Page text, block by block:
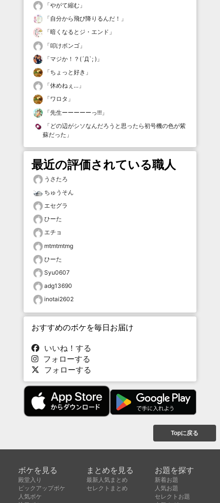
「やがて縮む 」
「自分から飛び降りるんだ！ 」
「暗くなるとジ・エンド 」
「叩けボンゴ 」
「マジか！？(´Д`; ) 」
「ちょっと好き 」
「休めねぇ… 」
「ワロタ 」
「先生ーーーーーっ!!! 」
「 どの辺がシソなんだろうと思ったら初号機の色が紫
蘇だった 」
最近の評価されている職人
うさたろ
ちゅうそん
エセグラ
ひーた
エチョ
mtmtmtmg
ひーた
Syu0607
adg13690
inotai2602
おすすめのボケを毎日お届け
いいね！する
フォローする
フォローする
Topに戻る
ボケを見る
殿堂入り
ピックアップボケ
人気ボケ
まとめを見る
最新人気まとめ
セレクトまとめ
お題を探す
新着お題
人気お題
セレクトお題